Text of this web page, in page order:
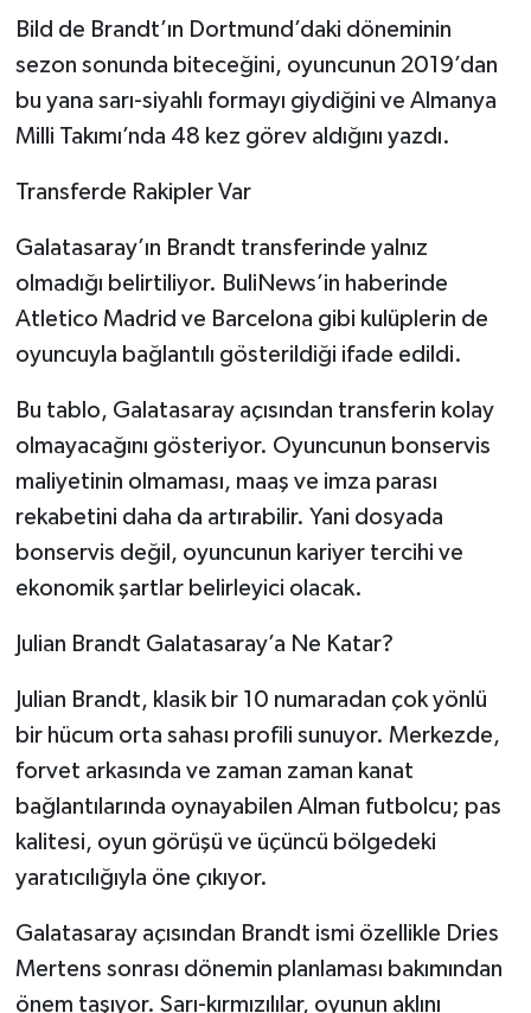
Bild de Brandt’ın Dortmund’daki döneminin
sezon sonunda biteceğini, oyuncunun 2019’dan
bu yana sarı-siyahlı formayı giydiğini ve Almanya
Milli Takımı’nda 48 kez görev aldığını yazdı.
Transferde Rakipler Var
Galatasaray’ın Brandt transferinde yalnız
olmadığı belirtiliyor. BuliNews’in haberinde
Atletico Madrid ve Barcelona gibi kulüplerin de
oyuncuyla bağlantılı gösterildiği ifade edildi.
Bu tablo, Galatasaray açısından transferin kolay
olmayacağını gösteriyor. Oyuncunun bonservis
maliyetinin olmaması, maaş ve imza parası
rekabetini daha da artırabilir. Yani dosyada
bonservis değil, oyuncunun kariyer tercihi ve
ekonomik şartlar belirleyici olacak.
Julian Brandt Galatasaray’a Ne Katar?
Julian Brandt, klasik bir 10 numaradan çok yönlü
bir hücum orta sahası profili sunuyor. Merkezde,
forvet arkasında ve zaman zaman kanat
bağlantılarında oynayabilen Alman futbolcu; pas
kalitesi, oyun görüşü ve üçüncü bölgedeki
yaratıcılığıyla öne çıkıyor.
Galatasaray açısından Brandt ismi özellikle Dries
Mertens sonrası dönemin planlaması bakımından
önem taşıyor. Sarı-kırmızılılar, oyunun aklını